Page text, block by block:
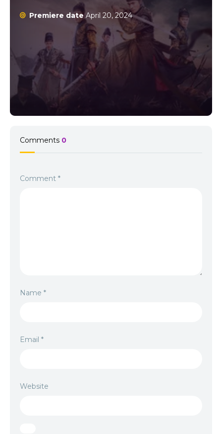
cele mai impresionante serii istorice de acțiune din
cinematografia asiatică.
Premiere dateApril 20, 2024
Comments 0
Comment *
Name *
Email *
Website